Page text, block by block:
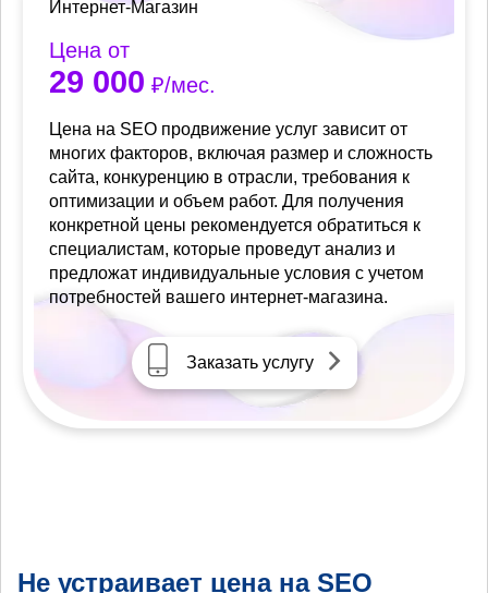
Интернет-Магазин
Цена от
29 000 ₽/мес.
Цена на SEO продвижение услуг зависит от
многих факторов, включая размер и сложность
сайта, конкуренцию в отрасли, требования к
оптимизации и объем работ. Для получения
конкретной цены рекомендуется обратиться к
специалистам, которые проведут анализ и
предложат индивидуальные условия с учетом
потребностей вашего интернет-магазина.
Заказать услугу
Не устраивает цена на SEO